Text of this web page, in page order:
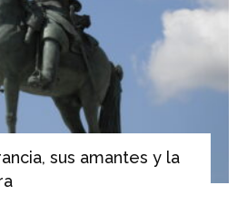
sus amantes y la